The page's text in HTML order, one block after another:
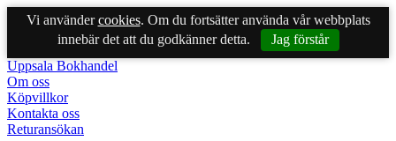
Vi användercookies. Om du fortsätter använda vår webbplats
innebär det att du godkänner detta.
Jag förstår
Uppsala Bokhandel
Om oss
Köpvillkor
Kontakta oss
Returansökan